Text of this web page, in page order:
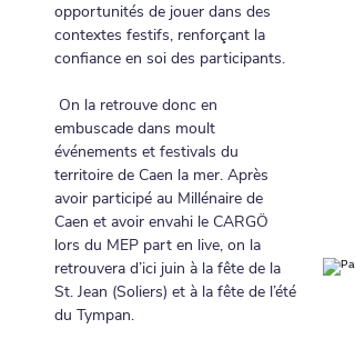
opportunités de jouer dans des
contextes festifs, renforçant la
confiance en soi des participants.
embuscade dans moult
événements et festivals du
territoire de Caen la mer. Après
avoir participé au Millénaire de
Caen et avoir envahi le CARGÖ
lors du MEP part en live, on la
retrouvera d’ici juin à la fête de la
St. Jean (Soliers) et à la fête de l’été
du Tympan.